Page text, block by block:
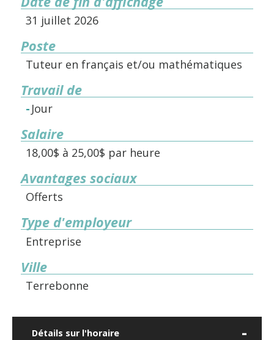
31 juillet 2026
Poste
Tuteur en français et/ou mathématiques
Travail de
Jour
Salaire
18,00$ à 25,00$ par heure
Avantages sociaux
Offerts
Type d'employeur
Entreprise
Ville
Terrebonne
Détails sur l'horaire